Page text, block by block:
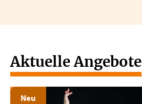
Aktuelle Angebote
Neu